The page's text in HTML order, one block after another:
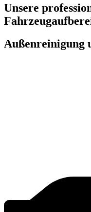
Unsere
Außenreinigung